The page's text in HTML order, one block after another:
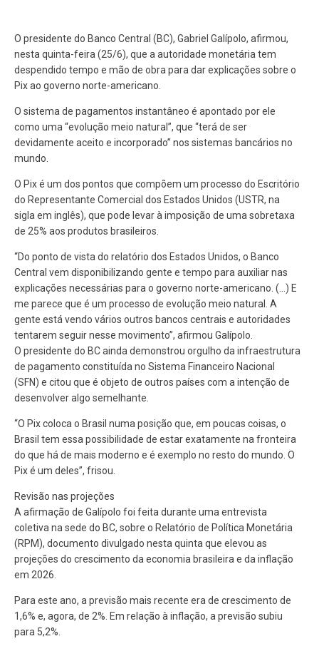
O presidente do Banco Central (BC), Gabriel Galípolo, afirmou,
nesta quinta-feira (25/6), que a autoridade monetária tem
despendido tempo e mão de obra para dar explicações sobre o
Pix ao governo norte-americano.
O sistema de pagamentos instantâneo é apontado por ele
como uma “evolução meio natural”, que “terá de ser
devidamente aceito e incorporado” nos sistemas bancários no
mundo.
O Pix é um dos pontos que compõem um processo do Escritório
do Representante Comercial dos Estados Unidos (USTR, na
sigla em inglês), que pode levar à imposição de uma sobretaxa
de 25% aos produtos brasileiros.
“Do ponto de vista do relatório dos Estados Unidos, o Banco
Central vem disponibilizando gente e tempo para auxiliar nas
explicações necessárias para o governo norte-americano. (…) E
me parece que é um processo de evolução meio natural. A
gente está vendo vários outros bancos centrais e autoridades
tentarem seguir nesse movimento”, afirmou Galípolo.
O presidente do BC ainda demonstrou orgulho da infraestrutura
de pagamento constituída no Sistema Financeiro Nacional
(SFN) e citou que é objeto de outros países com a intenção de
desenvolver algo semelhante.
“O Pix coloca o Brasil numa posição que, em poucas coisas, o
Brasil tem essa possibilidade de estar exatamente na fronteira
do que há de mais moderno e é exemplo no resto do mundo. O
Pix é um deles”, frisou.
Revisão nas projeções
A afirmação de Galípolo foi feita durante uma entrevista
coletiva na sede do BC, sobre o Relatório de Política Monetária
(RPM), documento divulgado nesta quinta que elevou as
projeções do crescimento da economia brasileira e da inflação
em 2026.
Para este ano, a previsão mais recente era de crescimento de
1,6% e, agora, de 2%. Em relação à inflação, a previsão subiu
para 5,2%.